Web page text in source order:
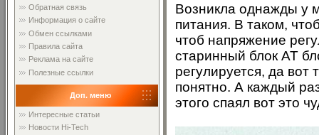
Обратная связь
Информация о сайте
Обмен ссылками
Правила сайта
Реклама на сайте
Полезные ссылки
Доп. меню
Интересные статьи
Новости Hi-Tech
Возникла однажды у
питания. В таком,
чтоб напряжение
старинный блок AT
регулируется, да вот
понятно. А каждый
этого спаял вот это